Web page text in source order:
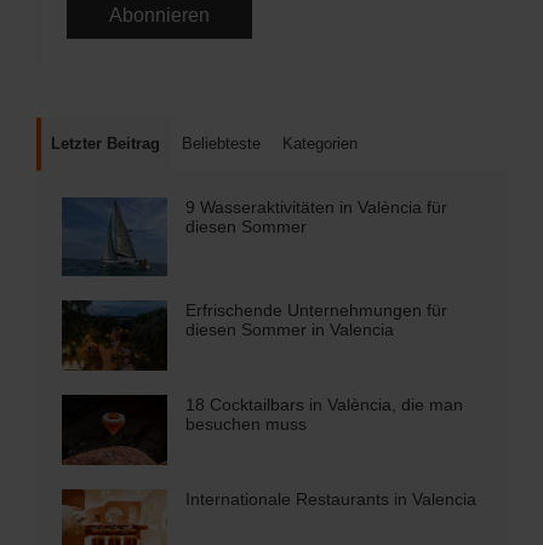
Letzter Beitrag Beliebteste Kategorien
9 Wasseraktivitäten in València für
diesen Sommer
Erfrischende Unternehmungen für
diesen Sommer in Valencia
18 Cocktailbars in València, die man
besuchen muss
Internationale Restaurants in Valencia